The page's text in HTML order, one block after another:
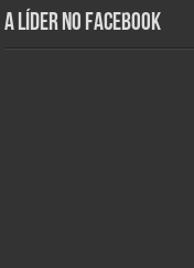
A Líder no Facebook